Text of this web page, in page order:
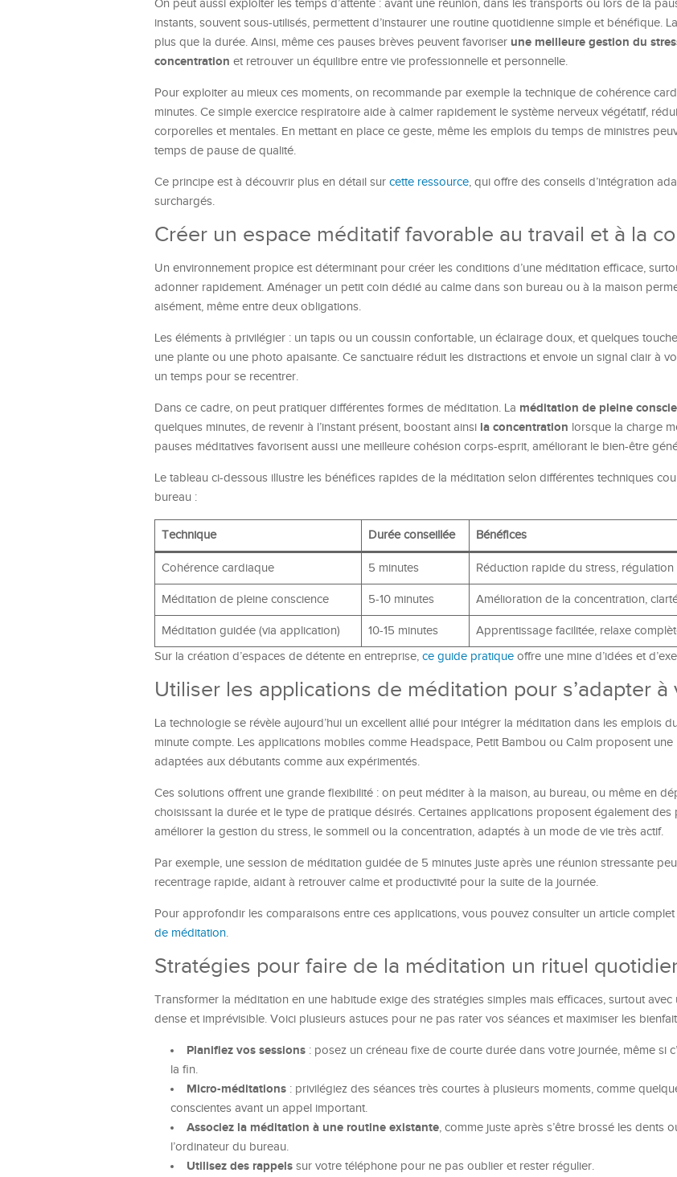
On peut aussi exploiter les temps d’attente : avant une réunion, dans les transports ou lors de la
instants, souvent sous-utilisés, permettent d’instaurer une routine quotidienne simple et bénéfique.
plus que la durée. Ainsi, même ces pauses brèves peuvent favoriser une meilleure gestion du
concentration et retrouver un équilibre entre vie professionnelle et personnelle.
Pour exploiter au mieux ces moments, on recommande par exemple la technique de cohérence
minutes. Ce simple exercice respiratoire aide à calmer rapidement le système nerveux végétatif,
corporelles et mentales. En mettant en place ce geste, même les emplois du temps de ministres
temps de pause de qualité.
Ce principe est à découvrir plus en détail sur cette ressource, qui offre des conseils d’intégration
surchargés.
Créer un espace méditatif favorable au travail et à la
Un environnement propice est déterminant pour créer les conditions d’une méditation efficace,
adonner rapidement. Aménager un petit coin dédié au calme dans son bureau ou à la maison
aisément, même entre deux obligations.
Les éléments à privilégier : un tapis ou un coussin confortable, un éclairage doux, et quelques
une plante ou une photo apaisante. Ce sanctuaire réduit les distractions et envoie un signal clair à
un temps pour se recentrer.
Dans ce cadre, on peut pratiquer différentes formes de méditation. La méditation de pleine
quelques minutes, de revenir à l’instant présent, boostant ainsi la concentration lorsque la charge
pauses méditatives favorisent aussi une meilleure cohésion corps-esprit, améliorant le bien-être
Le tableau ci-dessous illustre les bénéfices rapides de la méditation selon différentes techniques
bureau :
Technique Durée conseillée Bénéfices
Cohérence cardiaque 5 minutes Réduction rapide du stress,
Méditation de pleine conscience 5-10 minutes Amélioration de la concentration,
Méditation guidée (via application) 10-15 minutes
Apprentissage facilitée, relaxe
Sur la création d’espaces de détente en entreprise, ce guide pratique offre une mine d’idées et
Utiliser les applications de méditation pour s’adapter à
La technologie se révèle aujourd’hui un excellent allié pour intégrer la méditation dans les emplois
minute compte. Les applications mobiles comme Headspace, Petit Bambou ou Calm proposent
adaptées aux débutants comme aux expérimentés.
Ces solutions offrent une grande flexibilité : on peut méditer à la maison, au bureau, ou même en
choisissant la durée et le type de pratique désirés. Certaines applications proposent également
améliorer la gestion du stress, le sommeil ou la concentration, adaptés à un mode de vie très actif.
Par exemple, une session de méditation guidée de 5 minutes juste après une réunion stressante
recentrage rapide, aidant à retrouver calme et productivité pour la suite de la journée.
Pour approfondir les comparaisons entre ces applications, vous pouvez consulter un article complet
de méditation.
Stratégies pour faire de la méditation un rituel
Transformer la méditation en une habitude exige des stratégies simples mais efficaces, surtout
dense et imprévisible. Voici plusieurs astuces pour ne pas rater vos séances et maximiser les
Planifiez vos sessions : posez un créneau fixe de courte durée dans votre journée, même si
la fin.
Micro-méditations : privilégiez des séances très courtes à plusieurs moments, comme
conscientes avant un appel important.
Associez la méditation à une routine existante, comme juste après s’être brossé les dents
l’ordinateur du bureau.
Utilisez des rappels sur votre téléphone pour ne pas oublier et rester régulier.